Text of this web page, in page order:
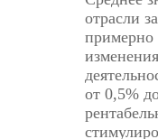
отрасли
примерно
от 0,5%